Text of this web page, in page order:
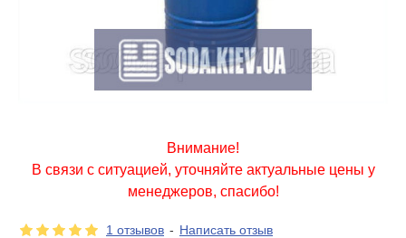
Внимание!
В связи с ситуацией, уточняйте актуальные цены у
менеджеров, спасибо!
1 отзывов - Написать отзыв